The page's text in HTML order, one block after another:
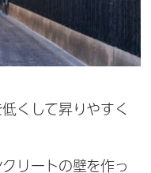
くして昇りやすく
リートの壁を作っ